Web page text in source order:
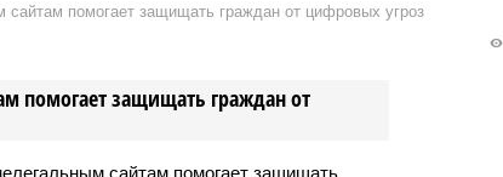
сайтам помогает защищать граждан от цифровых угроз
помогает защищать граждан от